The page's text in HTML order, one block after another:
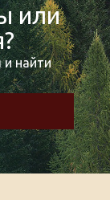
или
найти